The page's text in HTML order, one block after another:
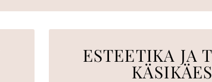
ESTEETIKA JA
KÄSIKÄES